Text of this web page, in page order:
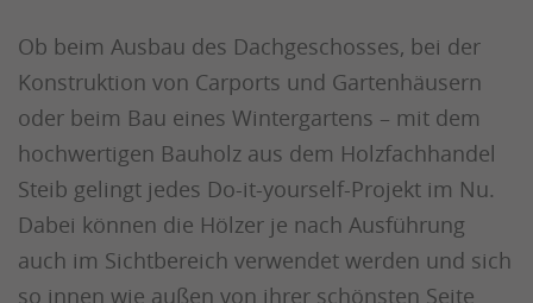
Ob beim Ausbau des Dachgeschosses, bei der
Konstruktion von Carports und Gartenhäusern
oder beim Bau eines Wintergartens – mit dem
hochwertigen Bauholz aus dem Holzfachhandel
Steib gelingt jedes Do-it-yourself-Projekt im Nu.
Dabei können die Hölzer je nach Ausführung
auch im Sichtbereich verwendet werden und sich
so innen wie außen von ihrer schönsten Seite